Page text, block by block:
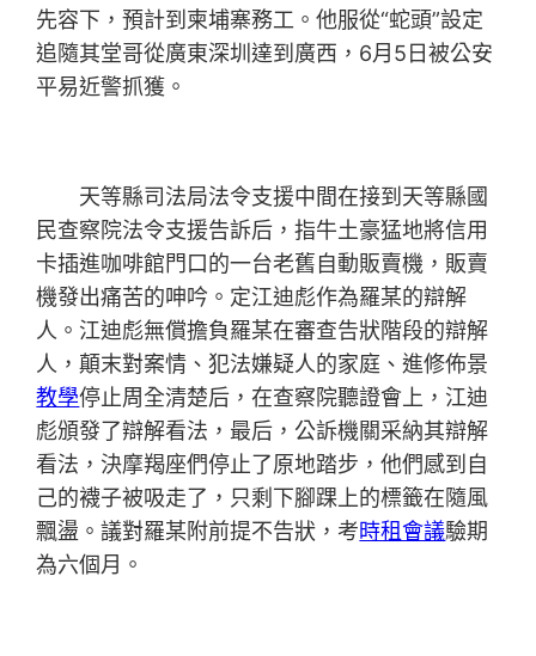
先容下，預計到柬埔寨務工。他服從“蛇頭”設定
追隨其堂哥從廣東深圳達到廣西，6月5日被公安
平易近警抓獲。
天等縣司法局法令支援中間在接到天等縣國
民查察院法令支援告訴后，指牛土豪猛地將信用
卡插進咖啡館門口的一台老舊自動販賣機，販賣
機發出痛苦的呻吟。定江迪彪作為羅某的辯解
人。江迪彪無償擔負羅某在審查告狀階段的辯解
人，顛末對案情、犯法嫌疑人的家庭、進修佈景
教學停止周全清楚后，在查察院聽證會上，江迪
彪頒發了辯解看法，最后，公訴機關采納其辯解
看法，決摩羯座們停止了原地踏步，他們感到自
己的襪子被吸走了，只剩下腳踝上的標籤在隨風
飄盪。議對羅某附前提不告狀，考時租會議驗期
為六個月。